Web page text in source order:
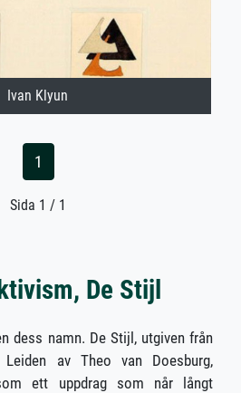
Ivan Klyun
1
Sida 1 / 1
De Stijl
dess namn. De Stijl, utgiven från
av Theo van Doesburg,
ett uppdrag som når långt